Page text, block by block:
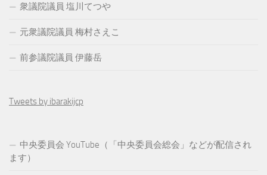
衆議院議員 塩川てつや
元衆議院議員 梅村さえこ
前参議院議員 伊藤岳
Tweets by ibarakijcp
中央委員会 YouTube（「中央委員会総会」などが配信され
ます）